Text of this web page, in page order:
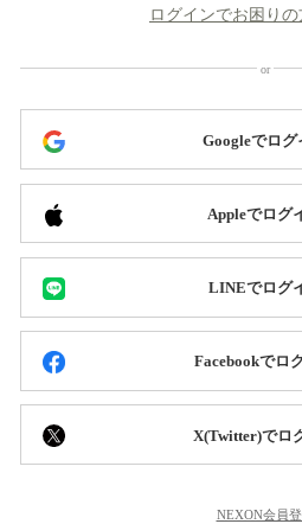
ログインでお困り
Googleでログ
Appleでログ
LINEでログ
Facebookでロ
X(Twitter)でロ
NEXON会員